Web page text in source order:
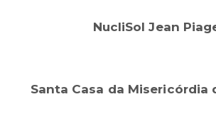
NucliSol Jean
Santa Casa da Misericórdia